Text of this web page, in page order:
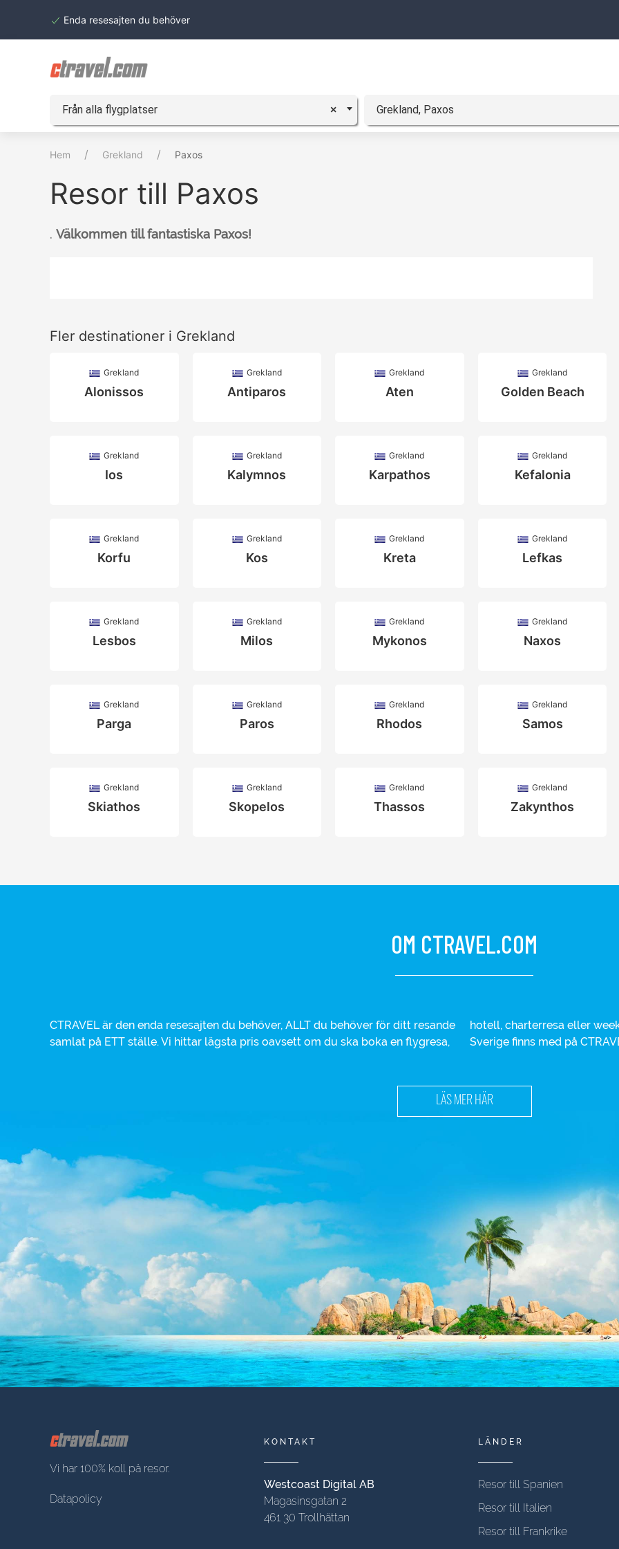
Enda resesajten du behöver
×
Från alla flygplatser Grekland, Paxos
Hem Grekland Paxos
Resor till Paxos
. Välkommen till fantastiska Paxos!
Fler destinationer i Grekland
Grekland
Alonissos
Grekland
Antiparos
Grekland
Aten
Grekland
Golden Beach
Grekland
Ios
Grekland
Kalymnos
Grekland
Karpathos
Grekland
Kefalonia
Grekland
Korfu
Grekland
Kos
Grekland
Kreta
Grekland
Lefkas
Grekland
Lesbos
Grekland
Milos
Grekland
Mykonos
Grekland
Naxos
Grekland
Parga
Grekland
Paros
Grekland
Rhodos
Grekland
Samos
Grekland
Skiathos
Grekland
Skopelos
Grekland
Thassos
Grekland
Zakynthos
OM CTRAVEL.COM
CTRAVEL är den enda resesajten du behöver, ALLT du behöver för ditt resande
samlat på ETT ställe. Vi hittar lägsta pris oavsett om du ska boka en flygresa,
hotell, charterresa eller weekendresa. Alla viktiga varumärken inom resor i
Sverige finns med på
LÄS MER HÄR
Vi har 100% koll på resor.
Datapolicy
KONTAKT
Westcoast Digital AB
Magasinsgatan 2
461 30 Trollhättan
LÄNDER
Resor till Spanien
Resor till Italien
Resor till Frankrike